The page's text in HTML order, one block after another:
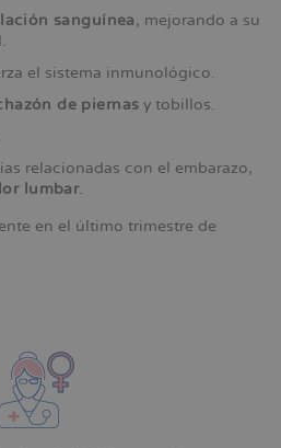
sanguínea, mejorando a su
el sistema inmunológico.
de piernas y tobillos.
relacionadas con el embarazo,
lumbar.
en el último trimestre de